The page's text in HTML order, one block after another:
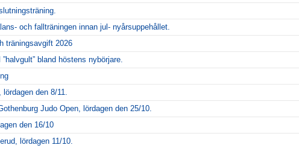
och fallträningen innan jul- nyårsuppehållet.
träningsavgift 2026
bland höstens nybörjare.
den 8/11.
Judo Open, lördagen den 25/10.
den 16/10
lördagen 11/10.